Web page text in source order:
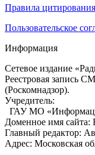
Правила
Пользовательское
Информация
Сетевое издание
Реестровая запись
(Роскомнадзор).
Учредитель:
ГАУ МО
Доменное имя
Главный редактор:
Адрес: Московская